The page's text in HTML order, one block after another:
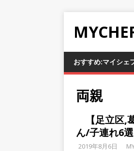
おすすめ:マイシェ
両親
【足立区
ん/子連れ6選
2019年8月6日